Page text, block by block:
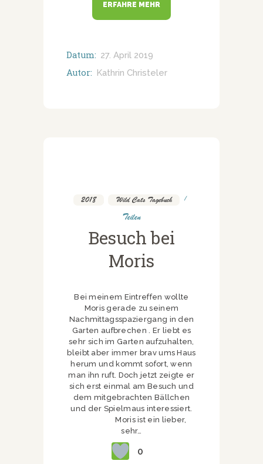
ERFAHRE MEHR
Datum: 27. April 2019
Autor: Kathrin Christeler
2018 Wild Cats Tagebuch
Teilen
Besuch bei
Moris
Bei meinem Eintreffen wollte
Moris gerade zu seinem
Nachmittagsspaziergang in den
Garten aufbrechen . Er liebt es
sehr sich im Garten aufzuhalten,
bleibt aber immer brav ums Haus
herum und kommt sofort, wenn
man ihn ruft. Doch jetzt zeigte er
sich erst einmal am Besuch und
dem mitgebrachten Bällchen
und der Spielmaus interessiert.
Moris ist ein lieber,
sehr…
0